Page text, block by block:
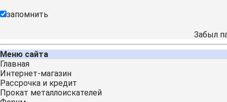
запомнить
Забыл
Меню сайта
Главная
Интернет-магазин
Рассрочка и кредит
Прокат металлоискателей